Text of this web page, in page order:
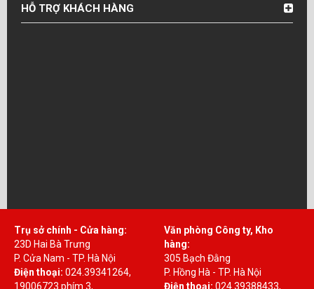
HỖ TRỢ KHÁCH HÀNG
Trụ sở chính - Cửa hàng:
23D Hai Bà Trưng
P. Cửa Nam - TP. Hà Nội
Điện thoại: 024.39341264,
19006723 phím 3,
Văn phòng Công ty, Kho
hàng:
305 Bạch Đằng
P. Hồng Hà - TP. Hà Nội
Điện thoại: 024.39388433,